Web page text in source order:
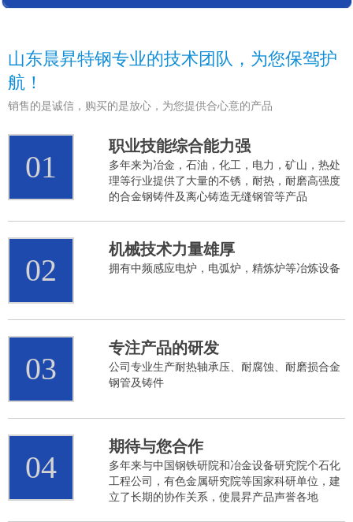
山东晨昇特钢专业的技术团队，为您保驾护
航！
销售的是诚信，购买的是放心，为您提供合心意的产品
01
职业技能综合能力强
多年来为冶金，石油，化工，电力，矿山，热处
理等行业提供了大量的不锈，耐热，耐磨高强度
的合金钢铸件及离心铸造无缝钢管等产品
02
机械技术力量雄厚
拥有中频感应电炉，电弧炉，精炼炉等冶炼设备
03
专注产品的研发
公司专业生产耐热轴承压、耐腐蚀、耐磨损合金
钢管及铸件
04
期待与您合作
多年来与中国钢铁研院和冶金设备研究院个石化
工程公司，有色金属研究院等国家科研单位，建
立了长期的协作关系，使晨昇产品声誉各地